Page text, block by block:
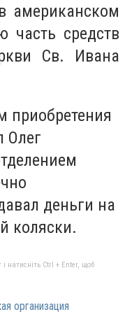
американском
часть средств
Св. Ивана
приобретения
Олег
деньги на
коляски.
натисніть Ctrl + Enter, щоб
организация